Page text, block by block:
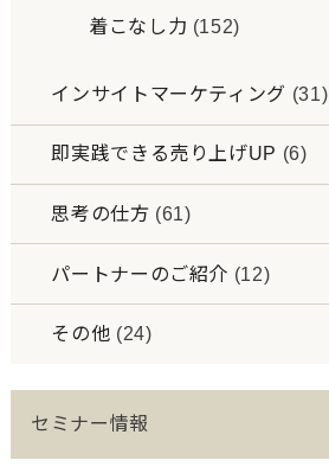
着こなし力 (152)
インサイトマーケティング (31)
即実践できる売り上げUP (6)
思考の仕方 (61)
パートナーのご紹介 (12)
その他 (24)
セミナー情報